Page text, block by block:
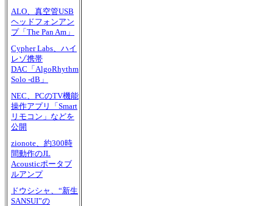
ALO、真空管USB
ヘッドフォンアン
プ「The Pan Am」
Cypher Labs、ハイ
レゾ携帯
DAC「AlgoRhythm
Solo -dB」
NEC、PCのTV機能
操作アプリ「Smart
リモコン」などを
公開
zionote、約300時
間動作のJL
Acousticポータブ
ルアンプ
ドウシシャ、“新生
SANSUI”の